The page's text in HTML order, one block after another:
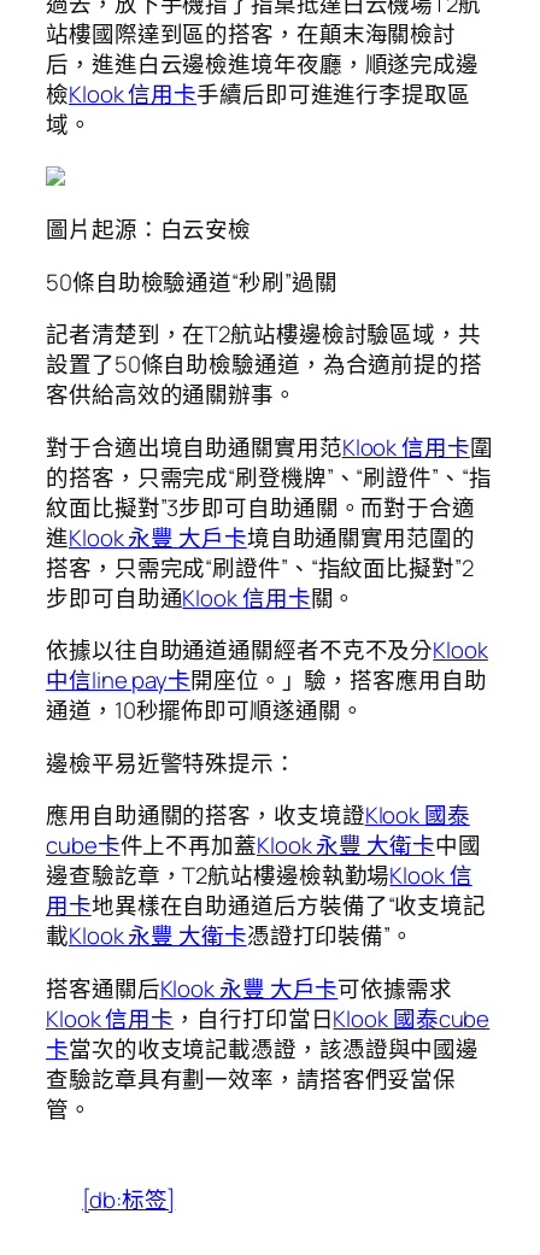
站樓國際達到區的搭客，在顛末海關檢討
后，進進白云邊檢進境年夜廳，順遂完成邊
檢Klook 信用卡手續后即可進進行李提取區
域。
圖片起源：白云安檢
50條自助檢驗通道“秒刷”過關
記者清楚到，在T2航站樓邊檢討驗區域，共
設置了50條自助檢驗通道，為合適前提的搭
客供給高效的通關辦事。
對于合適出境自助通關實用范Klook 信用卡圍
的搭客，只需完成“刷登機牌”、“刷證件”、“指
紋面比擬對”3步即可自助通關。而對于合適
進Klook 永豐 大戶卡境自助通關實用范圍的
搭客，只需完成“刷證件”、“指紋面比擬對”2
步即可自助通Klook 信用卡關。
依據以往自助通道通關經者不克不及分Klook
中信line pay卡開座位。」驗，搭客應用自助
通道，10秒擺佈即可順遂通關。
邊檢平易近警特殊提示：
應用自助通關的搭客，收支境證Klook 國泰
cube卡件上不再加蓋Klook 永豐 大衛卡中國
邊查驗訖章，T2航站樓邊檢執勤場Klook 信
用卡地異樣在自助通道后方裝備了“收支境記
載Klook 永豐 大衛卡憑證打印裝備”。
搭客通關后Klook 永豐 大戶卡可依據需求
Klook 信用卡 ，自行打印當日Klook 國泰cube
卡當次的收支境記載憑證，該憑證與中國邊
查驗訖章具有劃一效率，請搭客們妥當保
管。
[db:标签]